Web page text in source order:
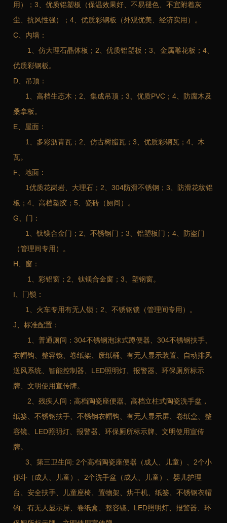
用）；3、优质铝塑板（保温效果好、不易褪色、不宜附着灰
尘、抗风性强）；4、优质彩钢板（外观优美、经济实用）。
C、内墙：
1、仿大理石晶体板；2、优质铝塑板；3、金属雕花板；4、
优质彩钢板。
D、吊顶：
1、高档生态木；2、集成吊顶；3、优质PVC；4、防腐木及
桑拿板。
E、屋面：
1、多彩沥青瓦；2、仿古树脂瓦；3、优质彩钢瓦；4、木
瓦。
F、地面：
1优质花岗岩、大理石；2、304防滑不锈钢；3、防滑花纹铝
板；4、高档塑胶；5、瓷砖（厕间）。
G、门：
1、钛镁合金门；2、不锈钢门；3、铝塑板门；4、防盗门
（管理间专用）。
H、窗：
1、彩铝窗；2、钛镁合金窗；3、塑钢窗。
I、门锁：
1、火车专用有无人锁；2、不锈钢锁（管理间专用）。
J、标准配置：
1、普通厕间：304不锈钢泡沫式蹲便器、304不锈钢扶手、
衣帽钩、整容镜、卷纸架、废纸桶、有无人显示装置、自动排风
送风系统、智能控制器、LED照明灯、报警器、环保厕所标示
牌、文明使用宣传牌。
2、残疾人间：高档陶瓷座便器、高档立柱式陶瓷洗手盆，
纸篓、不锈钢扶手、不锈钢衣帽钩、有无人显示屏、卷纸盒、整
容镜、LED照明灯、报警器、环保厕所标示牌、文明使用宣传
牌。
3、第三卫生间: 2个高档陶瓷座便器（成人、儿童）、2个小
便斗（成人、儿童）、2个洗手盆（成人、儿童）、婴儿护理
台、安全扶手、儿童座椅、置物架、烘干机、纸篓、不锈钢衣帽
钩、有无人显示屏、卷纸盒、整容镜、LED照明灯、报警器、环